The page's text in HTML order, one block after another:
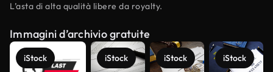
L’asta di alta qualità libere da royalty.
Immagini d’archivio gratuite
iStock iStock iStock iStock